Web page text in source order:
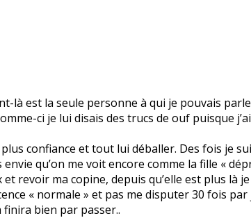
là est la seule personne à qui je pouvais
ci je lui disais des trucs de ouf puisque
confiance et tout lui déballer. Des fois je
qu’on me voit encore comme la fille «
revoir ma copine, depuis qu’elle est plus là
« normale » et pas me disputer 30 fois
finira bien par passer..